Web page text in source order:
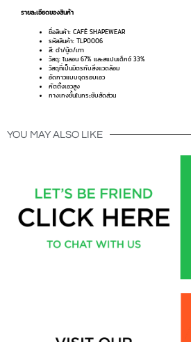
รายละเอียดของสินค้า
ชื่อสินค้า: CAFÉ SHAPEWEAR
รหัสสินค้า: TLP0006
สี: ดำ/นู้ด/เทา
วัสดุ: ไนลอน 67% และสแปนเด็กซ์ 33%
วัสดุที่เป็นมิตรกับสิ่งแวดล้อม
อัดกาวแบบจุดรอบเอว
คัตติ้งเอวสูง
กางเกงชั้นในกระชับสัดส่วน
YOU MAY ALSO LIKE